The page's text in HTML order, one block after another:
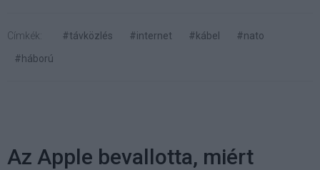
Címkék: #távközlés #internet #kábel
#nato
#háború
Az Apple bevallotta, miért